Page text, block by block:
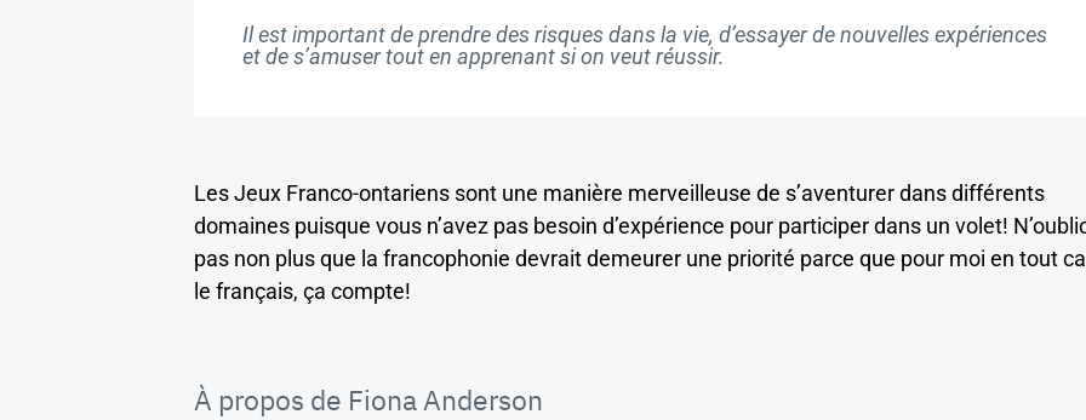
Il est important de prendre des risques dans la vie, d’essayer de nouvelles expériences
et de s’amuser tout en apprenant si on veut réussir.
Les Jeux Franco-ontariens sont une manière merveilleuse de s’aventurer dans différents
domaines puisque vous n’avez pas besoin d’expérience pour participer dans un volet!
pas non plus que la francophonie devrait demeurer une priorité parce que pour moi en tout
le français, ça compte!
À propos de Fiona Anderson